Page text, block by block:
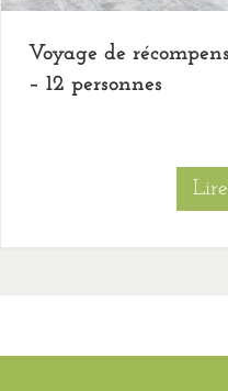
Voyage de
– 12 personnes